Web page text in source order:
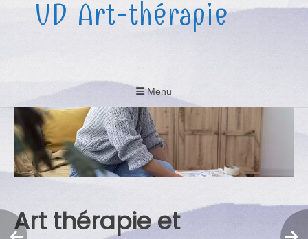
VD Art-thérapie
Menu
Art thérapie et